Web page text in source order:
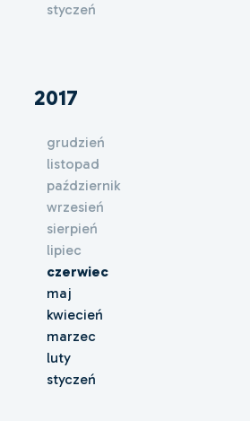
styczeń
2017
grudzień
listopad
październik
wrzesień
sierpień
lipiec
czerwiec
maj
kwiecień
marzec
luty
styczeń